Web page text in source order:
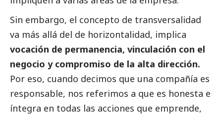
Sin embargo, el concepto de transversalidad
va más allá del de horizontalidad, implica
vocación de permanencia, vinculación con el
negocio y compromiso de la alta dirección.
Por eso, cuando decimos que una compañía es
responsable, nos referimos a que es honesta e
íntegra en todas las acciones que emprende,